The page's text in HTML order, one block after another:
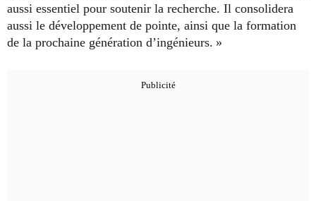
aussi essentiel pour soutenir la recherche. Il consolidera
aussi le développement de pointe, ainsi que la formation
de la prochaine génération d’ingénieurs. »